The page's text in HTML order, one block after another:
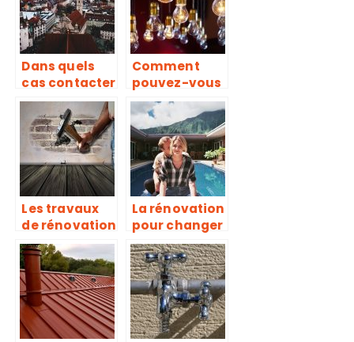
Dans quels
cas contacter
un couvreur
pour la
toiture ?
Comment
pouvez-vous
rénover votre
installation
électrique?
Les travaux
de rénovation
de votre
maison
La rénovation
pour changer
l’aspect de la
maison